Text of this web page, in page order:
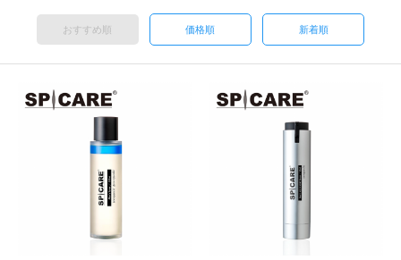
おすすめ順 価格順 新着順